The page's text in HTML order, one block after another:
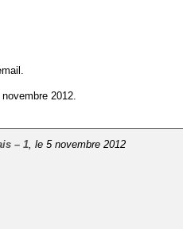
2012.
– 1, le 5 novembre 2012